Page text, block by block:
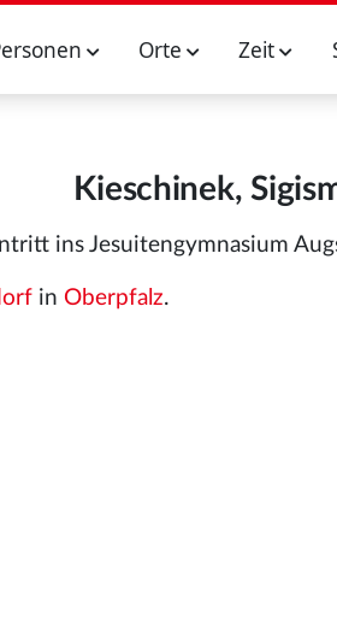
Orte Zeit
Kieschinek,
ins Jesuitengymnasium
in Oberpfalz.